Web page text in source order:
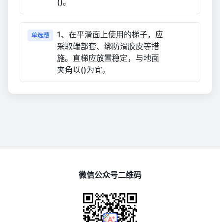
()。
单选题
1、在平滑面上使用的梯子，应
采取端部套、绑防滑胶皮等措
施。直梯应放置稳定，与地面
夹角以()为宜。
微信公众号二维码